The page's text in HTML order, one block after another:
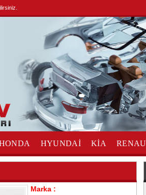
HYUNDAİ KİA
Marka :